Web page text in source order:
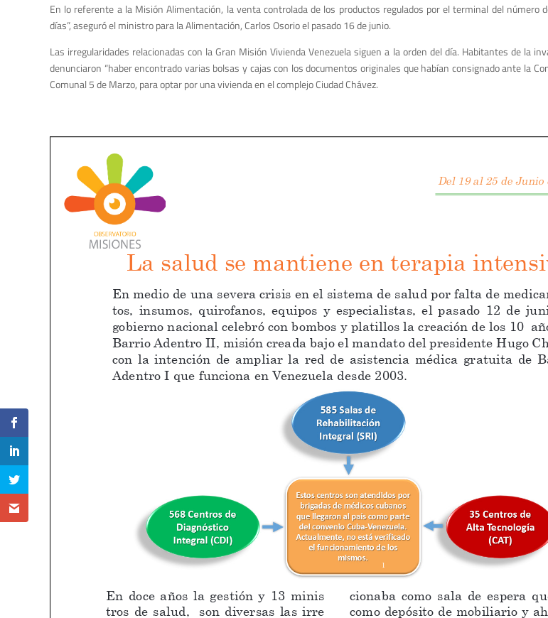
En lo referente a la Misión Alimentación, la venta controlada de los productos regulados por el terminal del número
días”, aseguró el ministro para la Alimentación, Carlos Oso­rio el pasado 16 de junio.
Las irregularidades relacionadas con la Gran Misión Vivienda Venezuela siguen a la orden del día. Habitantes de la
denunciaron “haber encontrado va­rias bolsas y cajas con los documentos originales que ha­bían consignado ante la
Comunal 5 de Marzo, para optar por una vivienda en el complejo Ciudad Chávez.